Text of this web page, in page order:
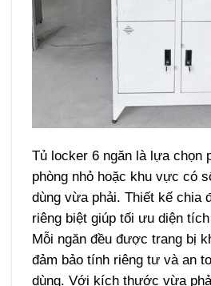
Tủ locker 6 ngăn là lựa chọn
phòng nhỏ hoặc khu vực có
dùng vừa phải. Thiết kế chia
riêng biệt giúp tối ưu diện
Mỗi ngăn đều được trang bị
đảm bảo tính riêng tư và an
dùng. Với kích thước vừa